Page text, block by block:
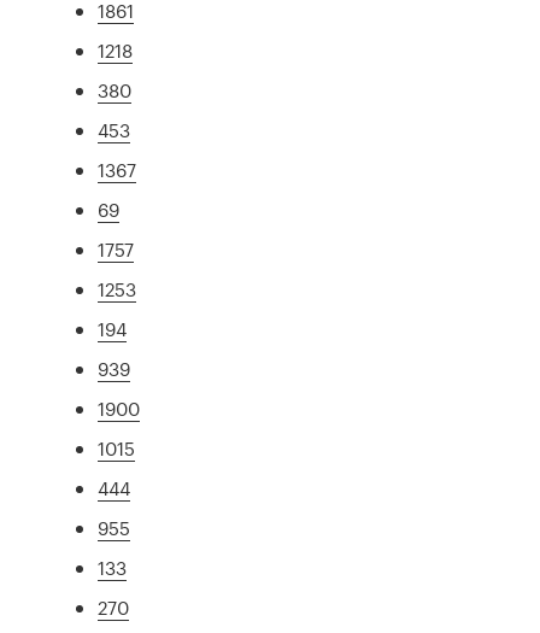
1861
1218
380
453
1367
69
1757
1253
194
939
1900
1015
444
955
133
270